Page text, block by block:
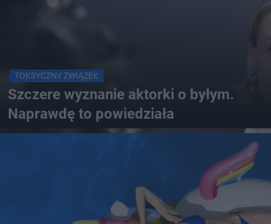
TOKSYCZNY ZWIĄZEK
Szczere wyznanie aktorki o byłym.
Naprawdę to powiedziała